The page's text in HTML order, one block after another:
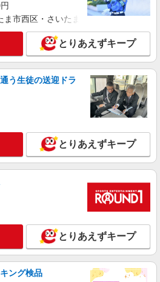
ター構内の荷物の仕分け
00〜翌7：00（休憩1時間） 時給1,750円
以降時給1,400円
名神口 ※物流センター内
詳細を見る
仕事No/0920544
業
円交通費全額支給
仕事No/0827881
査・計数
ま市西区・さいたま市岩槻区・久喜市・
とりあえずキープ
う生徒の送迎ドラ
とりあえずキープ
とりあえずキープ
ング検品